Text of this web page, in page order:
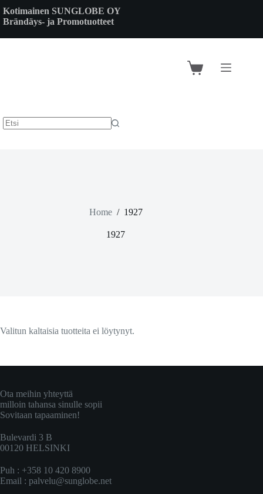
to
content
Kotimainen SUNGLOBE OY
Brändäys- ja Promotuotteet
Shopping
Home / 1927
1927
Valitun kaltaisia tuotteita ei löytynyt.
Ota meihin yhteyttä
milloin tahansa sinulle sopii
Sovitaan tapaaminen!
Bulevardi 3 B
00120 HELSINKI
Puh : +358 10 420 8900
Email : palvelu@sunglobe.net